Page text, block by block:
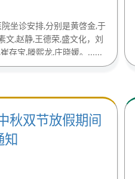
坐诊安排,分别是黄啓金,于
文,赵静,王德荣,盛文化，刘
存宝,滕熙龙,庄晓媛。......
秋双节放假期间
知